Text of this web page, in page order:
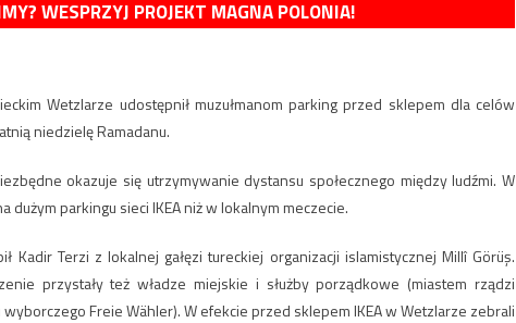
WESPRZYJ PROJEKT MAGNA POLONIA!
Wetzlarze udostępnił muzułmanom parking przed sklepem dla celów
niedzielę Ramadanu.
okazuje się utrzymywanie dystansu społecznego między ludźmi. W
parkingu sieci IKEA niż w lokalnym meczecie.
Terzi z lokalnej gałęzi tureckiej organizacji islamistycznej Millî Görüş.
przystały też władze miejskie i służby porządkowe (miastem rządzi
Freie Wähler). W efekcie przed sklepem IKEA w Wetzlarze zebrali